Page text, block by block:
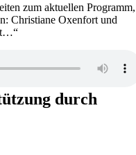
zum aktuellen Programm,
Christiane Oxenfort und
durch